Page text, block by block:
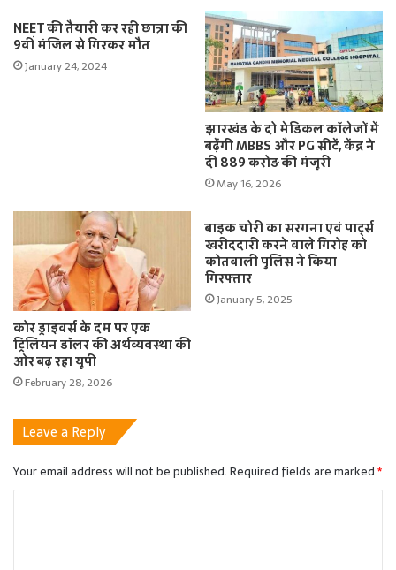
NEET की तैयारी कर रही छात्रा की
9वीं मंजिल से गिरकर मौत
January 24, 2024
झारखंड के दो मेडिकल कॉलेजों में
बढ़ेंगी MBBS और PG सीटें, केंद्र ने
दी 889 करोड़ की मंजूरी
May 16, 2026
कोर ड्राइवर्स के दम पर एक
ट्रिलियन डॉलर की अर्थव्यवस्था की
ओर बढ़ रहा यूपी
February 28, 2026
बाइक चोरी का सरगना एवं पार्ट्स
खरीददारी करने वाले गिरोह को
कोतवाली पुलिस ने किया
गिरफ्तार
January 5, 2025
Leave a Reply
Your email address will not be published.Required fields are marked*